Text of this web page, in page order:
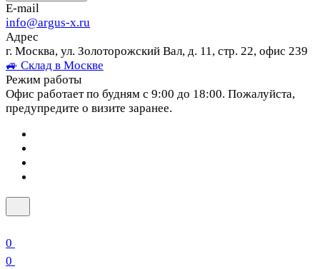
E-mail
info@argus-x.ru
Адрес
г. Москва, ул. Золоторожский Вал, д. 11, стр. 22, офис 239
🚙 Склад в Москве
Режим работы
Офис работает по будням с 9:00 до 18:00. Пожалуйста,
предупредите о визите заранее.
0
0